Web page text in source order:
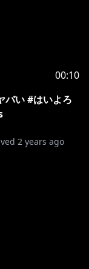
00:10
バい #はいよろ
2 years ago